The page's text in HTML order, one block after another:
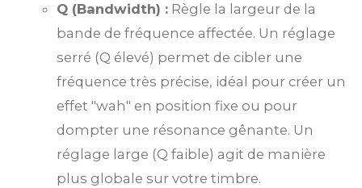
Q (Bandwidth) : Règle la largeur de la
bande de fréquence affectée. Un réglage
serré (Q élevé) permet de cibler une
fréquence très précise, idéal pour créer un
effet "wah" en position fixe ou pour
dompter une résonance gênante. Un
réglage large (Q faible) agit de manière
plus globale sur votre timbre.